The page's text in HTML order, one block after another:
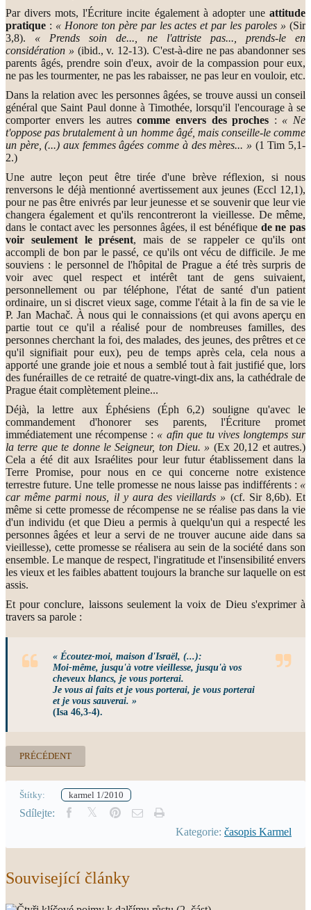
Par divers mots, l'Écriture incite également à adopter une attitude
pratique : « Honore ton père par les actes et par les paroles » (Sir
3,8). « Prends soin de..., ne l'attriste pas..., prends-le en
considération » (ibid., v. 12-13). C'est-à-dire ne pas abandonner ses
parents âgés, prendre soin d'eux, avoir de la compassion pour eux,
ne pas les tourmenter, ne pas les rabaisser, ne pas leur en vouloir, etc.
Dans la relation avec les personnes âgées, se trouve aussi un conseil
général que Saint Paul donne à Timothée, lorsqu'il l'encourage à se
comporter envers les autrescomme envers des proches : « Ne
t'oppose pas brutalement à un homme âgé, mais conseille-le comme
un père, (...) aux femmes âgées comme à des mères... » (1 Tim 5,1-
2.)
Une autre leçon peut être tirée d'une brève réflexion, si nous
renversons le déjà mentionné avertissement aux jeunes (Eccl 12,1),
pour ne pas être enivrés par leur jeunesse et se souvenir que leur vie
changera également et qu'ils rencontreront la vieillesse. De même,
dans le contact avec les personnes âgées, il est bénéfique de ne pas
voir seulement le présent, mais de se rappeler ce qu'ils ont
accompli de bon par le passé, ce qu'ils ont vécu de difficile. Je me
souviens : le personnel de l'hôpital de Prague a été très surpris de
voir avec quel respect et intérêt tant de gens suivaient,
personnellement ou par téléphone, l'état de santé d'un patient
ordinaire, un si discret vieux sage, comme l'était à la fin de sa vie le
P. Jan Machač. À nous qui le connaissions (et qui avons aperçu en
partie tout ce qu'il a réalisé pour de nombreuses familles, des
personnes cherchant la foi, des malades, des jeunes, des prêtres et ce
qu'il signifiait pour eux), peu de temps après cela, cela nous a
apporté une grande joie et nous a semblé tout à fait justifié que, lors
des funérailles de ce retraité de quatre-vingt-dix ans, la cathédrale de
Prague était complètement pleine...
Déjà, la lettre aux Éphésiens (Éph 6,2) souligne qu'avec le
commandement d'honorer ses parents, l'Écriture promet
immédiatement une récompense : « afin que tu vives longtemps sur
la terre que te donne le Seigneur, ton Dieu. » (Ex 20,12 et autres.)
Cela a été dit aux Israélites pour leur futur établissement dans la
Terre Promise, pour nous en ce qui concerne notre existence
terrestre future. Une telle promesse ne nous laisse pas indifférents : «
car même parmi nous, il y aura des vieillards » (cf. Sir 8,6b). Et
même si cette promesse de récompense ne se réalise pas dans la vie
d'un individu (et que Dieu a permis à quelqu'un qui a respecté les
personnes âgées et leur a servi de ne trouver aucune aide dans sa
vieillesse), cette promesse se réalisera au sein de la société dans son
ensemble. Le manque de respect, l'ingratitude et l'insensibilité envers
les vieux et les faibles abattent toujours la branche sur laquelle on est
assis.
Et pour conclure, laissons seulement la voix de Dieu s'exprimer à
travers sa parole :
« Écoutez-moi, maison d'Israël, (...):
Moi-même, jusqu'à votre vieillesse, jusqu'à vos
cheveux blancs, je vous porterai.
Je vous ai faits et je vous porterai, je vous porterai
et je vous sauverai. »
(Isa 46,3-4).
PRÉCÉDENT
Štítky: karmel 1/2010
Sdílejte:
Kategorie: časopis Karmel
Související články